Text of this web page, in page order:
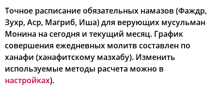
Точное расписание обязательных намазов (Фаждр,
Зухр, Аср, Магриб, Иша) для верующих мусульман
Монина на сегодня и текущий месяц. График
совершения ежедневных молитв составлен по
ханафи (ханафитскому мазхабу). Изменить
используемые методы расчета можно в
настройках).